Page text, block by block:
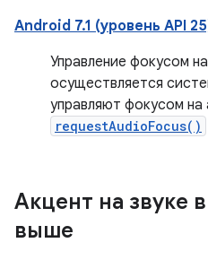
Android 7.1 (уровень API
Управление фокусом
осуществляется
управляют фокусом
requestAudioFocus()
Акцент на звуке
выше